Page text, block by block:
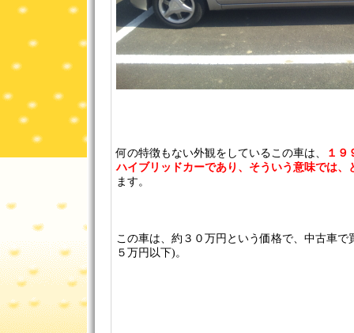
何の特徴もない外観をしているこの車は、
１９
ハイブリッドカーであり、そういう意味では、
ます。
この車は、約３０万円という価格で、中古車で
５万円以下)。